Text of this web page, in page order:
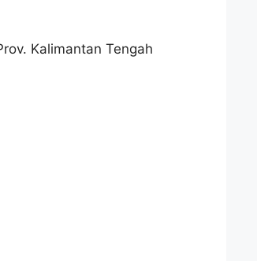
Kalimantan Tengah